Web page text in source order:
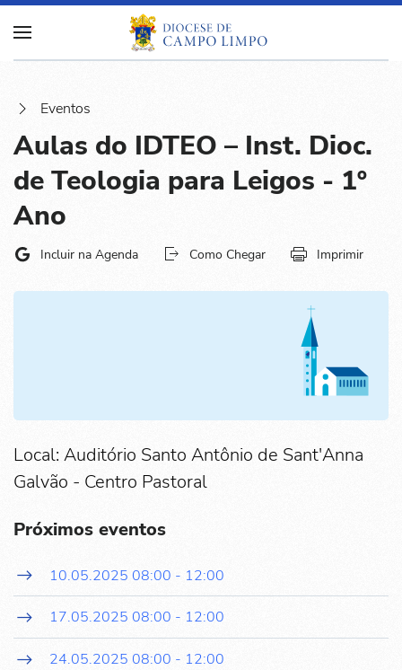
Eventos
Aulas do IDTEO – Inst. Dioc.
de Teologia para Leigos - 1º
Ano
Incluir na Agenda Como Chegar Imprimir
Local: Auditório Santo Antônio de Sant'Anna
Galvão - Centro Pastoral
Próximos eventos
10.05.2025 08:00 - 12:00
17.05.2025 08:00 - 12:00
24.05.2025 08:00 - 12:00